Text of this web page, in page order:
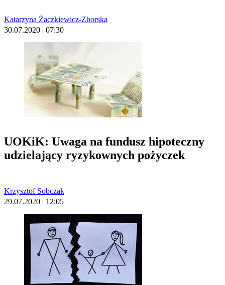
Katarzyna Żaczkiewicz-Zborska
30.07.2020 | 07:30
UOKiK: Uwaga na fundusz hipoteczny
udzielający ryzykownych pożyczek
Krzysztof Sobczak
29.07.2020 | 12:05